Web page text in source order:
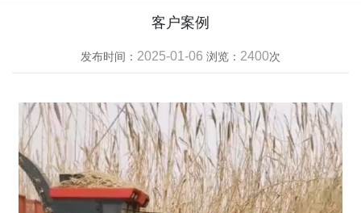
客户案例
发布时间： 2025-01-06 浏览： 2400次